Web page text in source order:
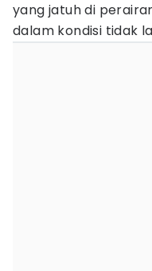
yang jatuh di
dalam kondisi tidak